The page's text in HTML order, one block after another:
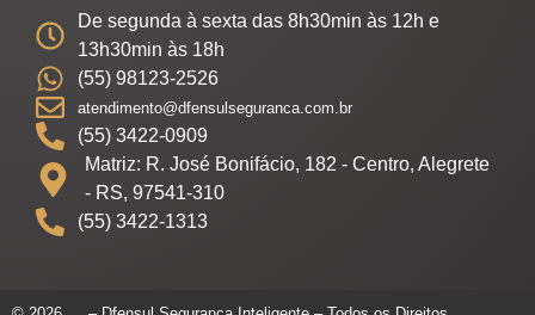
De segunda à sexta das 8h30min às 12h e
13h30min às 18h
(55) 98123-2526
atendimento@dfensulseguranca.com.br
(55) 3422-0909
Matriz: R. José Bonifácio, 182 - Centro, Alegrete
- RS, 97541-310
(55) 3422-1313